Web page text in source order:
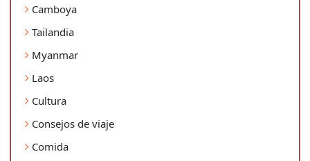
Camboya
Tailandia
Myanmar
Laos
Cultura
Consejos de viaje
Comida